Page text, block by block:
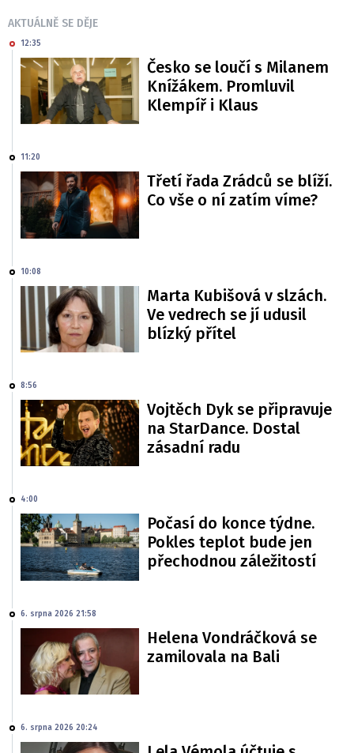
AKTUÁLNĚ SE DĚJE
12:35
Česko se loučí s Milanem
Knížákem. Promluvil
Klempíř i Klaus
11:20
Třetí řada Zrádců se blíží.
Co vše o ní zatím víme?
10:08
Marta Kubišová v slzách.
Ve vedrech se jí udusil
blízký přítel
8:56
Vojtěch Dyk se připravuje
na StarDance. Dostal
zásadní radu
4:00
Počasí do konce týdne.
Pokles teplot bude jen
přechodnou záležitostí
6. srpna 2026 21:58
Helena Vondráčková se
zamilovala na Bali
6. srpna 2026 20:24